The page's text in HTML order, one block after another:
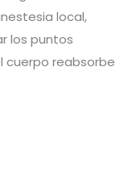
local,
los puntos
cuerpo reabsorbe